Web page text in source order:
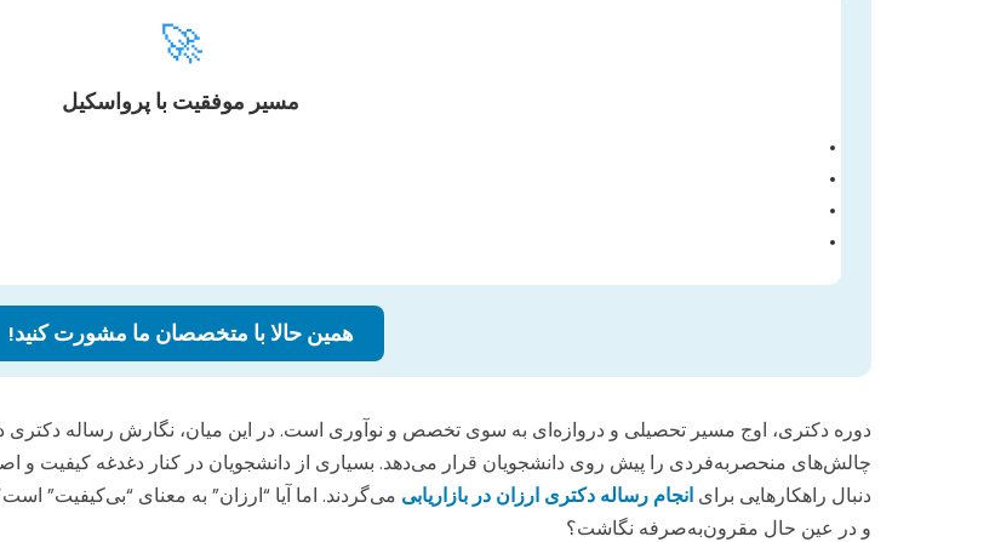
🚀
مسیر موفقیت با پرواسکیل
همین حالا با متخصصان ما مشورت کنید!
دوره دکتری، اوج مسیر تحصیلی و دروازه‌ای به سوی تخصص و نوآوری است. در این میان، نگارش رساله دکتری در
چالش‌های منحصربه‌فردی را پیش روی دانشجویان قرار می‌دهد. بسیاری از دانشجویان در کنار دغدغه کیفیت و
دنبال راهکارهایی برای انجام رساله دکتری ارزان در بازاریابی می‌گردند. اما آیا “ارزان” به معنای “بی‌کیفیت”
و در عین حال مقرون‌به‌صرفه نگاشت؟